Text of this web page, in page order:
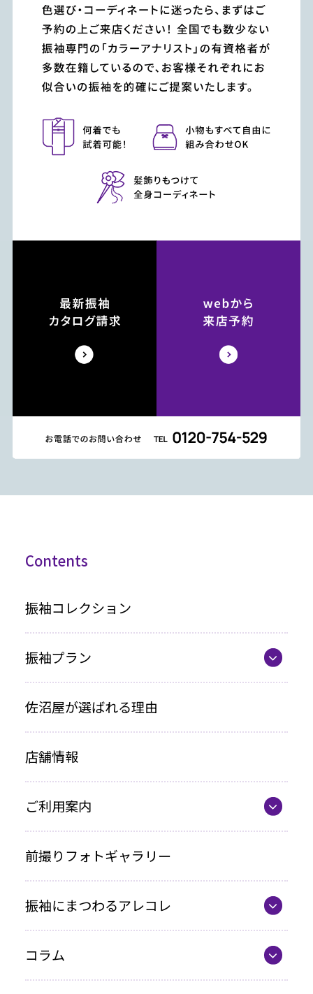
Contents
振袖コレクション
振袖プラン
レンタルプラン
お買い上げプラン
ママ振プラン
写真のみプラン
佐沼屋が選ばれる理由
店舗情報
ご利用案内
各種お支払い方法
車いすをご利用の方へ
企業情報
前撮りフォトギャラリー
振袖にまつわるアレコレ
振袖選びQ&A
コラム